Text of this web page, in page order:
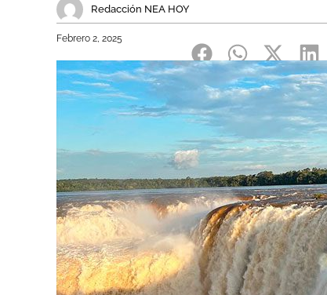
Redacción NEA HOY
Febrero 2, 2025